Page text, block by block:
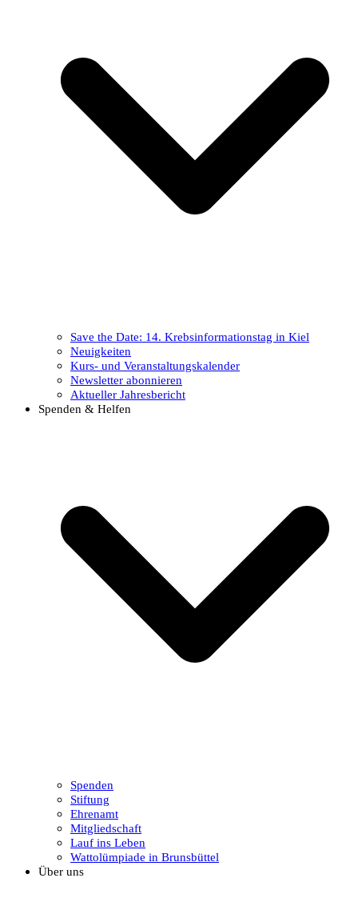
Save the Date: 14. Krebsinformationstag in Kiel
Neuigkeiten
Kurs- und Veranstaltungskalender
Newsletter abonnieren
Aktueller Jahresbericht
Spenden & Helfen
Spenden
Stiftung
Ehrenamt
Mitgliedschaft
Lauf ins Leben
Wattolümpiade in Brunsbüttel
Über uns